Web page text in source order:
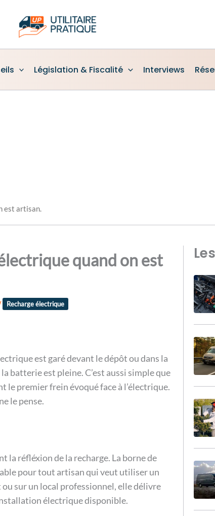
Législation & Fiscalité Interviews
est artisan.
quand on est
Recharge électrique
est garé devant le dépôt ou dans la
batterie est pleine. C’est aussi simple que
le premier frein évoqué face à l’électrique.
le pense.
la réfléxion de la recharge. La borne de
pour tout artisan qui veut utiliser un
sur un local professionnel, elle délivre
électrique disponible.